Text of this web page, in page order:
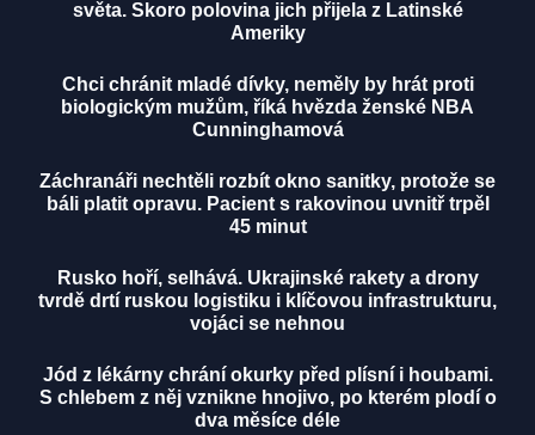
světa. Skoro polovina jich přijela z Latinské
Ameriky
Chci chránit mladé dívky, neměly by hrát proti
biologickým mužům, říká hvězda ženské NBA
Cunninghamová
Záchranáři nechtěli rozbít okno sanitky, protože se
báli platit opravu. Pacient s rakovinou uvnitř trpěl
45 minut
Rusko hoří, selhává. Ukrajinské rakety a drony
tvrdě drtí ruskou logistiku i klíčovou infrastrukturu,
vojáci se nehnou
Jód z lékárny chrání okurky před plísní i houbami.
S chlebem z něj vznikne hnojivo, po kterém plodí o
dva měsíce déle